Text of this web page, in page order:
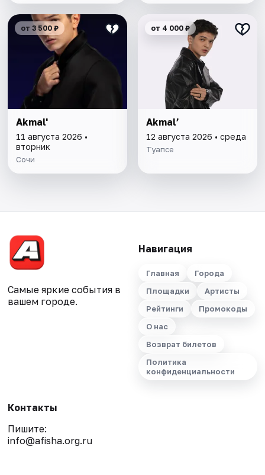
от 3 500 ₽
Akmal'
11 августа 2026 •
вторник
Сочи
от 4 000 ₽
Akmal’
12 августа 2026 • среда
Туапсе
Самые яркие события в
вашем городе.
Навигация
Главная
Города
Площадки
Артисты
Рейтинги
Промокоды
О нас
Возврат билетов
Политика
конфиденциальности
Контакты
Пишите:
info@afisha.org.ru